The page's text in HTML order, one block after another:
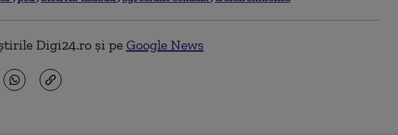
Digi24.ro și pe Google News